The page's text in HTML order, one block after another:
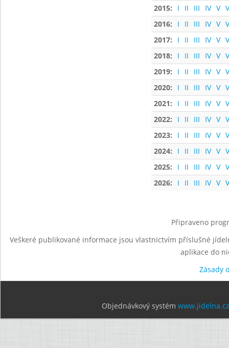
2015:
I II III IV V
2016:
I II III IV V
2017:
I II III IV V
2018:
I II III IV V
2019:
I II III IV V
2020:
I II III IV V
2021:
I II III IV V
2022:
I II III IV V
2023:
I II III IV V
2024:
I II III IV V
2025:
I II III IV V
2026:
I II III IV V
Připraveno
Veškeré publikované informace jsou vlastnictvím příslušné
aplikace do
Zásady
Objednávkový systém www.jidelna.cz